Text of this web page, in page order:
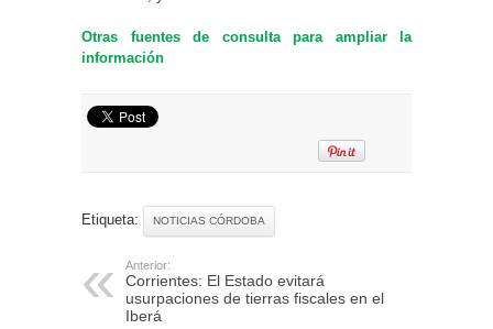
Otras fuentes de consulta para ampliar la
información
Etiqueta: NOTICIAS CÓRDOBA
Anterior:
Corrientes: El Estado evitará
usurpaciones de tierras fiscales en el
Iberá